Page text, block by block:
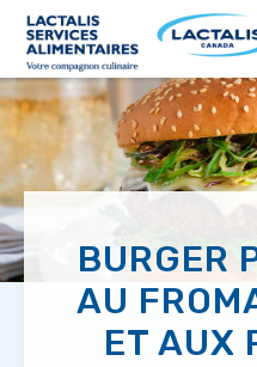
main
content
BURGER
AU
ET AUX